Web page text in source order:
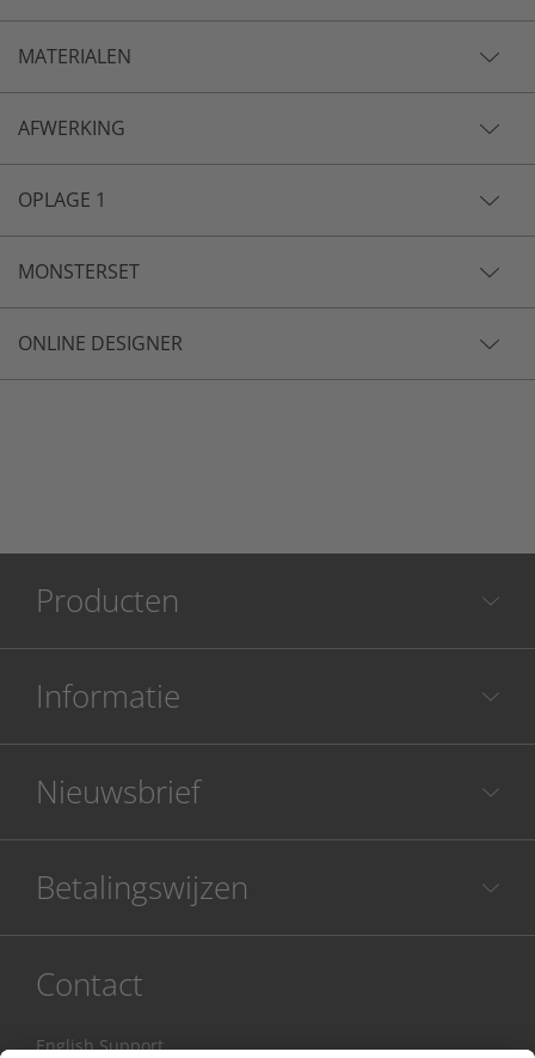
MATERIALEN
AFWERKING
OPLAGE 1
MONSTERSET
ONLINE DESIGNER
Producten
Informatie
Nieuwsbrief
Betalingswijzen
Contact
English Support